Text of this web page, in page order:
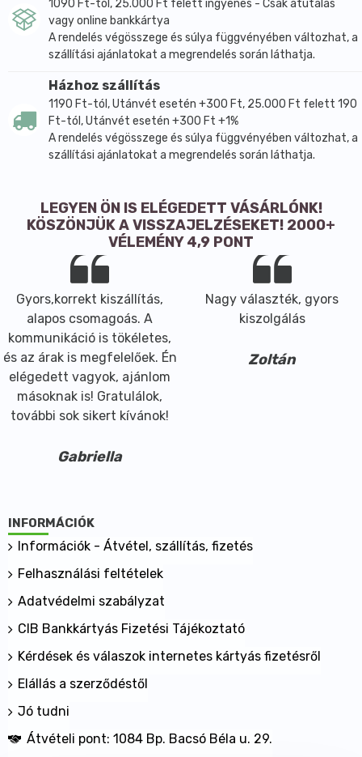
1090 Ft-tól, 25.000 Ft felett ingyenes - Csak átutalás
vagy online bankkártya
A rendelés végösszege és súlya függvényében változhat, a
szállítási ajánlatokat a megrendelés során láthatja.
Házhoz szállítás
1190 Ft-tól, Utánvét esetén +300 Ft, 25.000 Ft felett 190
Ft-tól, Utánvét esetén +300 Ft +1%
A rendelés végösszege és súlya függvényében változhat, a
szállítási ajánlatokat a megrendelés során láthatja.
LEGYEN ÖN IS ELÉGEDETT VÁSÁRLÓNK!
KÖSZÖNJÜK A VISSZAJELZÉSEKET! 2000+
VÉLEMÉNY 4,9 PONT
Gyors,korrekt kiszállítás,
alapos csomagoás. A
kommunikáció is tökéletes,
és az árak is megfelelőek. Én
elégedett vagyok, ajánlom
másoknak is! Gratulálok,
további sok sikert kívánok!
Gabriella
Nagy választék, gyors
kiszolgálás
Zoltán
INFORMÁCIÓK
Információk - Átvétel, szállítás, fizetés
Felhasználási feltételek
Adatvédelmi szabályzat
CIB Bankkártyás Fizetési Tájékoztató
Kérdések és válaszok internetes kártyás fizetésről
Elállás a szerződéstől
Jó tudni
Átvételi pont: 1084 Bp. Bacsó Béla u. 29.